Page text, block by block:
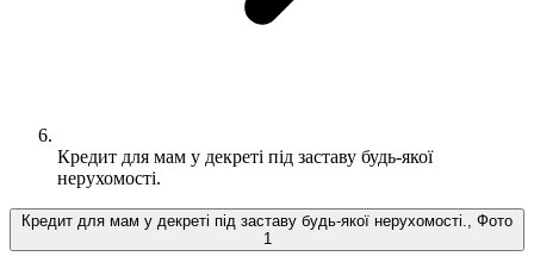
Кредит для мам у декреті під заставу будь-якої
нерухомості.
Кредит для мам у декреті під заставу будь-якої нерухомості., Фото
1